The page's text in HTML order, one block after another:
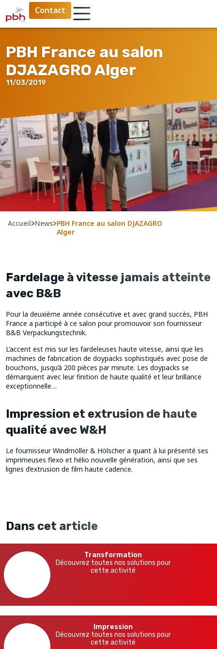
Contact
PBH France au salon
DJAZAGRO Alger
11/03/2019
Accueil>News>PBH France au salon DJAZAGRO
Alger
Fardelage à vitesse jamais atteinte
avec B&B
Pour la deuxième année consécutive et avec grand succès, PBH
France a participé à ce salon pour promouvoir son fournisseur
B&B Verpackungstechnik.
L’accent est mis sur les fardeleuses haute vitesse, ainsi que les
machines de fabrication de doypacks sophistiqués avec pose de
bouchons, jusqu’à 200 pièces par minute. Les doypacks se
démarquent avec leur finition de haute qualité et leur brillance
exceptionnelle…
Impression et extrusion de haute
qualité avec W&H
Le fournisseur Windmöller & Hölscher a quant à lui présenté ses
imprimeuses flexo et hélio nouvelle génération, ainsi que ses
lignes d’extrusion de film haute cadence.
Dans cet article
Transformation
Découvrez toutes nos solutions pour
cette activité
Impression
Découvrez toutes nos solutions pour
cette activité